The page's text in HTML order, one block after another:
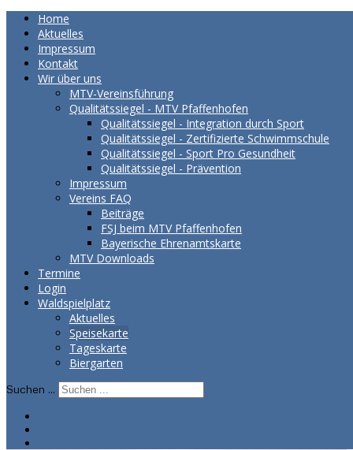
Home
Aktuelles
Impressum
Kontakt
Wir über uns
MTV-Vereinsführung
Qualitätssiegel - MTV Pfaffenhofen
Qualitätssiegel - Integration durch Sport
Qualitätssiegel - Zertifizierte Schwimmschule
Qualitätssiegel - Sport Pro Gesundheit
Qualitätssiegel - Prävention
Impressum
Vereins FAQ
Beiträge
FSJ beim MTV Pfaffenhofen
Bayerische Ehrenamtskarte
MTV Downloads
Termine
Login
Waldspielplatz
Aktuelles
Speisekarte
Tageskarte
Biergarten
Suchen ...